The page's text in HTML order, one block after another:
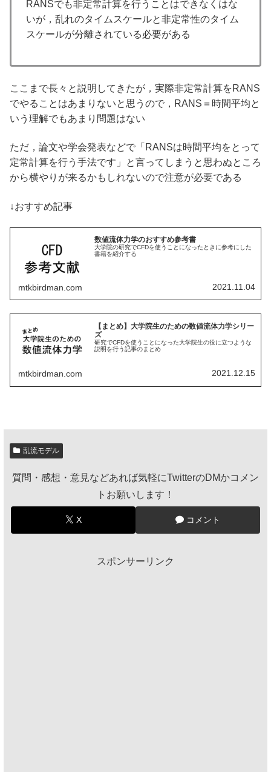
RANSでも非定常計算を行うことはできなくはな
いが，乱れのタイムスケールと非定常性のタイム
スケールが分離されている必要がある
ここまで長々と説明してきたが，実際非定常計算をRANS
でやることはあまりないと思うので，RANS＝時間平均と
いう理解でもあまり問題はない
ただ，論文や学会発表などで「RANSは時間平均をとって
定常計算を行う手法です」と言ってしまうと思わぬところ
から横やりが来るかもしれないので注意が必要である
↓おすすめ記事
数値流体力学のおすすめ参考書
大学院の研究でCFDを使うことになったときに参考にした
書籍を紹介する
mtkbirdman.com 2021.11.04
【まとめ】大学院生のための数値流体力学シリー
ズ
研究でCFDを使うことになった大学院生の役に立つような
説明を行う記事のまとめ
mtkbirdman.com 2021.12.15
乱流モデル
質問・感想・意見などあれば気軽にTwitterのDMかコメン
トお願いします！
X コメント
スポンサーリンク